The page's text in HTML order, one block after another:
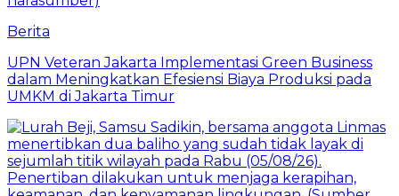
Berita
UPN Veteran Jakarta Implementasi Green Business
dalam Meningkatkan Efesiensi Biaya Produksi pada
UMKM di Jakarta Timur